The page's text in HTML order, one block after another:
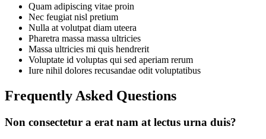
Quam adipiscing vitae proin
Nec feugiat nisl pretium
Nulla at volutpat diam uteera
Pharetra massa massa ultricies
Massa ultricies mi quis hendrerit
Voluptate id voluptas qui sed aperiam rerum
Iure nihil dolores recusandae odit voluptatibus
Frequently Asked Questions
Non consectetur a erat nam at lectus urna duis?